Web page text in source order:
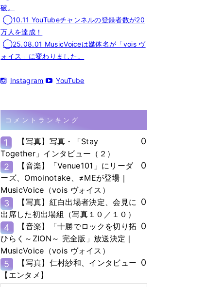
破。
◯10.11 YouTubeチャンネルの登録者数が20
万人を達成！
◯25.08.01 MusicVoiceは媒体名が「vois ヴ
ォイス」に変わりました。
Instagram YouTube
コメントランキング
1
【写真】写真・「Stay
Together」インタビュー（２）
0
2
【音楽】「Venue101」にリーダ
ーズ、Omoinotake、≠MEが登場｜
MusicVoice（vois ヴォイス）
0
3
【写真】紅白出場者決定、会見に
出席した初出場組（写真１０／１０）
0
4
【音楽】「十勝でロックを切り拓
ひらく～ZION～ 完全版」放送決定｜
MusicVoice（vois ヴォイス）
0
5
【写真】仁村紗和、インタビュー
【エンタメ】
0